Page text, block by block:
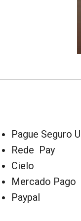
Pague Seguro
Rede Pay
Cielo
Mercado Pago
Paypal